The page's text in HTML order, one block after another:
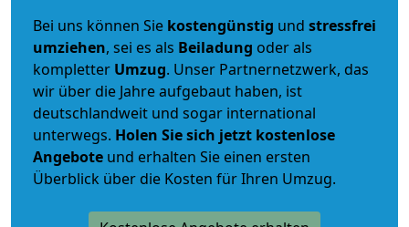
Bei uns können Sie kostengünstig und stressfrei
umziehen, sei es als Beiladung oder als
kompletter Umzug. Unser Partnernetzwerk, das
wir über die Jahre aufgebaut haben, ist
deutschlandweit und sogar international
unterwegs. Holen Sie sich jetzt kostenlose
Angebote und erhalten Sie einen ersten
Überblick über die Kosten für Ihren Umzug.